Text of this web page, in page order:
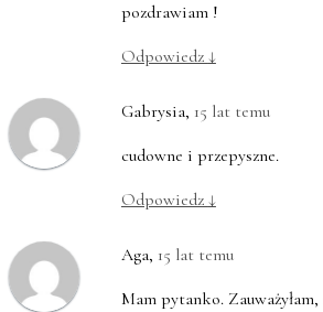
pozdrawiam !
Odpowiedz ↓
Gabrysia, 15 lat temu
cudowne i przepyszne.
Odpowiedz ↓
Aga, 15 lat temu
Mam pytanko.